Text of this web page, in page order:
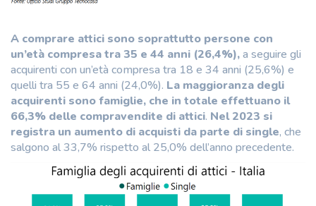
A comprare attici sono soprattutto persone con
un’età compresa tra 35 e 44 anni (26,4%),a seguire gli
acquirenti con un’età compresa tra 18 e 34 anni (25,6%) e
quelli tra 55 e 64 anni (24,0%). La maggioranza degli
acquirenti sono famiglie, che in totale effettuano il
66,3% delle compravendite di attici. Nel 2023 si
registra un aumento di acquisti da parte di single, che
salgono al 33,7% rispetto al 25,0% dell’anno precedente.